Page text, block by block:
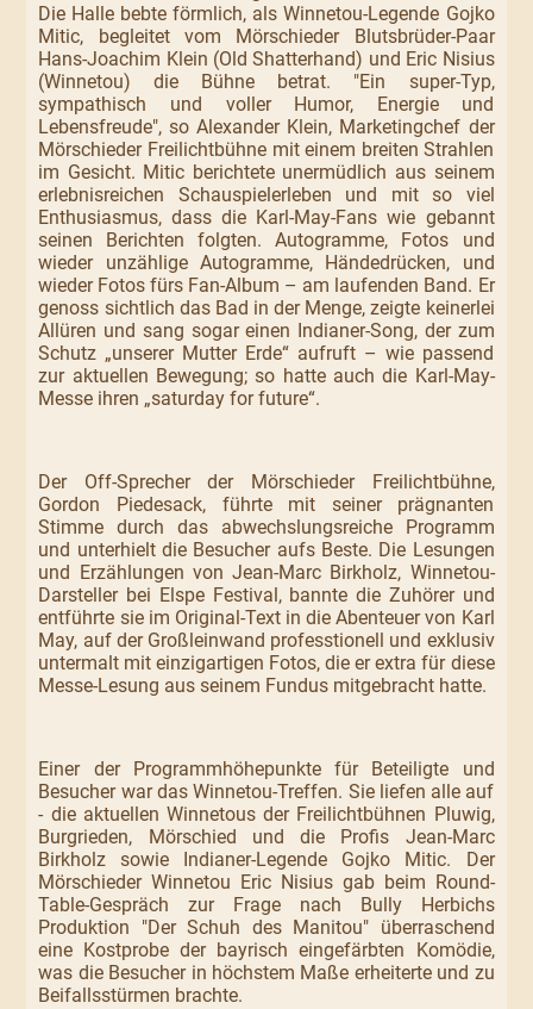
Die Halle bebte förmlich, als Winnetou-Legende Gojko
Mitic, begleitet vom Mörschieder Blutsbrüder-Paar
Hans-Joachim Klein (Old Shatterhand) und Eric Nisius
(Winnetou) die Bühne betrat. "Ein super-Typ,
sympathisch und voller Humor, Energie und
Lebensfreude", so Alexander Klein, Marketingchef der
Mörschieder Freilichtbühne mit einem breiten Strahlen
im Gesicht. Mitic berichtete unermüdlich aus seinem
erlebnisreichen Schauspielerleben und mit so viel
Enthusiasmus, dass die Karl-May-Fans wie gebannt
seinen Berichten folgten. Autogramme, Fotos und
wieder unzählige Autogramme, Händedrücken, und
wieder Fotos fürs Fan-Album – am laufenden Band. Er
genoss sichtlich das Bad in der Menge, zeigte keinerlei
Allüren und sang sogar einen Indianer-Song, der zum
Schutz „unserer Mutter Erde“ aufruft – wie passend
zur aktuellen Bewegung; so hatte auch die Karl-May-
Messe ihren „saturday for future“.
Der Off-Sprecher der Mörschieder Freilichtbühne,
Gordon Piedesack, führte mit seiner prägnanten
Stimme durch das abwechslungsreiche Programm
und unterhielt die Besucher aufs Beste. Die Lesungen
und Erzählungen von Jean-Marc Birkholz, Winnetou-
Darsteller bei Elspe Festival, bannte die Zuhörer und
entführte sie im Original-Text in die Abenteuer von Karl
May, auf der Großleinwand professtionell und exklusiv
untermalt mit einzigartigen Fotos, die er extra für diese
Messe-Lesung aus seinem Fundus mitgebracht hatte.
Einer der Programmhöhepunkte für Beteiligte und
Besucher war das Winnetou-Treffen. Sie liefen alle auf
- die aktuellen Winnetous der Freilichtbühnen Pluwig,
Burgrieden, Mörschied und die Profis Jean-Marc
Birkholz sowie Indianer-Legende Gojko Mitic. Der
Mörschieder Winnetou Eric Nisius gab beim Round-
Table-Gespräch zur Frage nach Bully Herbichs
Produktion "Der Schuh des Manitou" überraschend
eine Kostprobe der bayrisch eingefärbten Komödie,
was die Besucher in höchstem Maße erheiterte und zu
Beifallsstürmen brachte.